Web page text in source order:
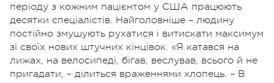
періоду з кожним пацієнтом у США працюють
десятки спеціалістів. Найголовніше – людину
постійно змушують рухатися і витискати максимум
зі своїх нових штучних кінцівок. «Я катався на
лижах, на велосипеді, бігав, веслував, всього й не
пригадати, – ділиться враженнями хлопець. – В